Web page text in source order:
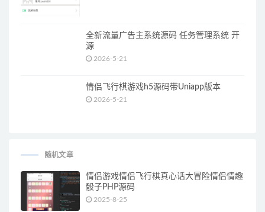
全新流量广告主系统源码 任务管理系统 开
源
2026-5-21
情侣飞行棋游戏h5源码带Uniapp版本
2026-5-21
随机文章
情侣游戏情侣飞行棋真心话大冒险情侣情趣
骰子PHP源码
2025-8-25